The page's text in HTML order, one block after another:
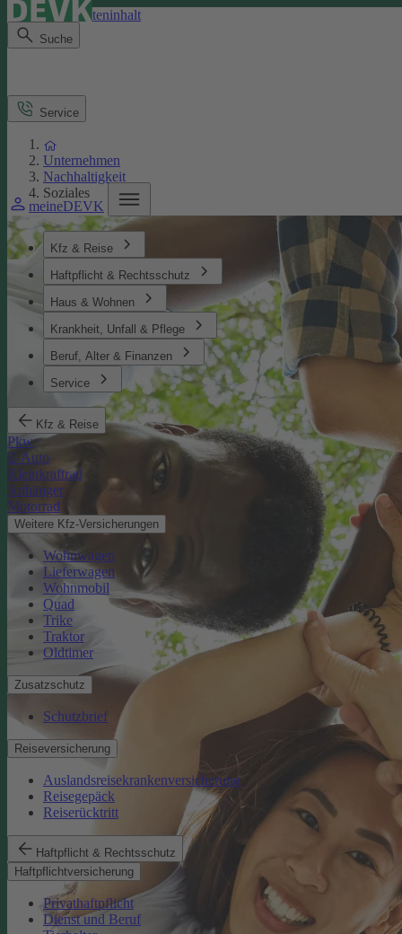
Direkt zum Seiteninhalt
Suche
meineDEVK
Kfz & Reise
Haftpflicht & Rechtsschutz
Haus & Wohnen
Krankheit, Unfall & Pflege
Beruf, Alter & Finanzen
Service
Kfz & Reise
Pkw
E-Auto
Kleinkraftrad
Anhänger
Motorrad
Weitere Kfz-Versicherungen
Wohnwagen
Lieferwagen
Wohnmobil
Quad
Trike
Traktor
Oldtimer
Zusatzschutz
Schutzbrief
Reiseversicherung
Auslandsreisekrankenversicherung
Reisegepäck
Reiserücktritt
Haftpflicht & Rechtsschutz
Haftpflichtversicherung
Privathaftpflicht
Dienst und Beruf
Service
Unternehmen
Nachhaltigkeit
Soziales